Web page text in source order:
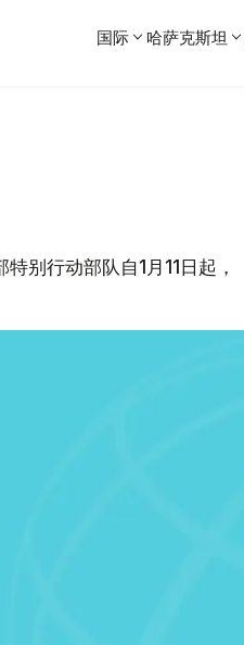
国际 哈萨克斯坦
别行动部队自1月11日起，